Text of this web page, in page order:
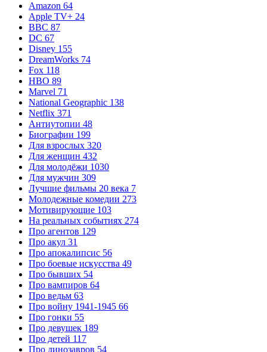
Amazon 64
Apple TV+ 24
BBC 87
DC 67
Disney 155
DreamWorks 74
Fox 118
HBO 89
Marvel 71
National Geographic 138
Netflix 371
Антиутопии 48
Биографии 199
Для взрослых 320
Для женщин 432
Для молодёжи 1030
Для мужчин 309
Лучшие фильмы 20 века 7
Молодежные комедии 273
Мотивирующие 103
На реальных событиях 274
Про агентов 129
Про акул 31
Про апокалипсис 56
Про боевые искусства 49
Про бывших 54
Про вампиров 64
Про ведьм 63
Про войну 1941-1945 66
Про гонки 55
Про девушек 189
Про детей 117
Про динозавров 54